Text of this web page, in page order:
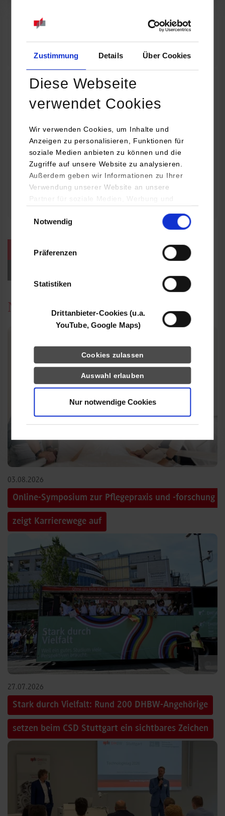
Zustimmung Details Über Cookies
Diese Webseite
verwendet Cookies
Wir verwenden Cookies, um Inhalte und
Anzeigen zu personalisieren, Funktionen für
soziale Medien anbieten zu können und die
Zugriffe auf unsere Website zu analysieren.
Außerdem geben wir Informationen zu Ihrer
Verwendung unserer Website an unsere
Partner für soziale Medien, Werbung und
YouTube, Google Maps) führen diese
Daten zusammen, die Sie ihnen bereitgestellt
haben oder die sie im Rahmen Ihrer Nutzung
Notwendig
Präferenzen
Statistiken
Drittanbieter-Cookies (u.a.
YouTube, Google Maps)
Cookies zulassen
Auswahl erlauben
Nur notwendige Cookies
Online INDIS-Infoveranstaltung für Studierende
Zum Event
Technologietag: Clean Urban Transportation –
nachhaltige Mobilität im (sub)urbanen Umfeld
16.09.2026 - 17.09.2026
Im Mittelpunkt stehen elektrische Antriebe, moderne
Batterietechnologien und innovative Fahrzeugkonzepte für
nachhaltige Mobilität in Stadt und…
weitere Veranstaltungen / Termine
News
03.08.2026
Online-Symposium zur Pflegepraxis und -forschung
zeigt Karrierewege auf
27.07.2026
Stark durch Vielfalt: Rund 200 DHBW-Angehörige
setzen beim CSD Stuttgart ein sichtbares Zeichen